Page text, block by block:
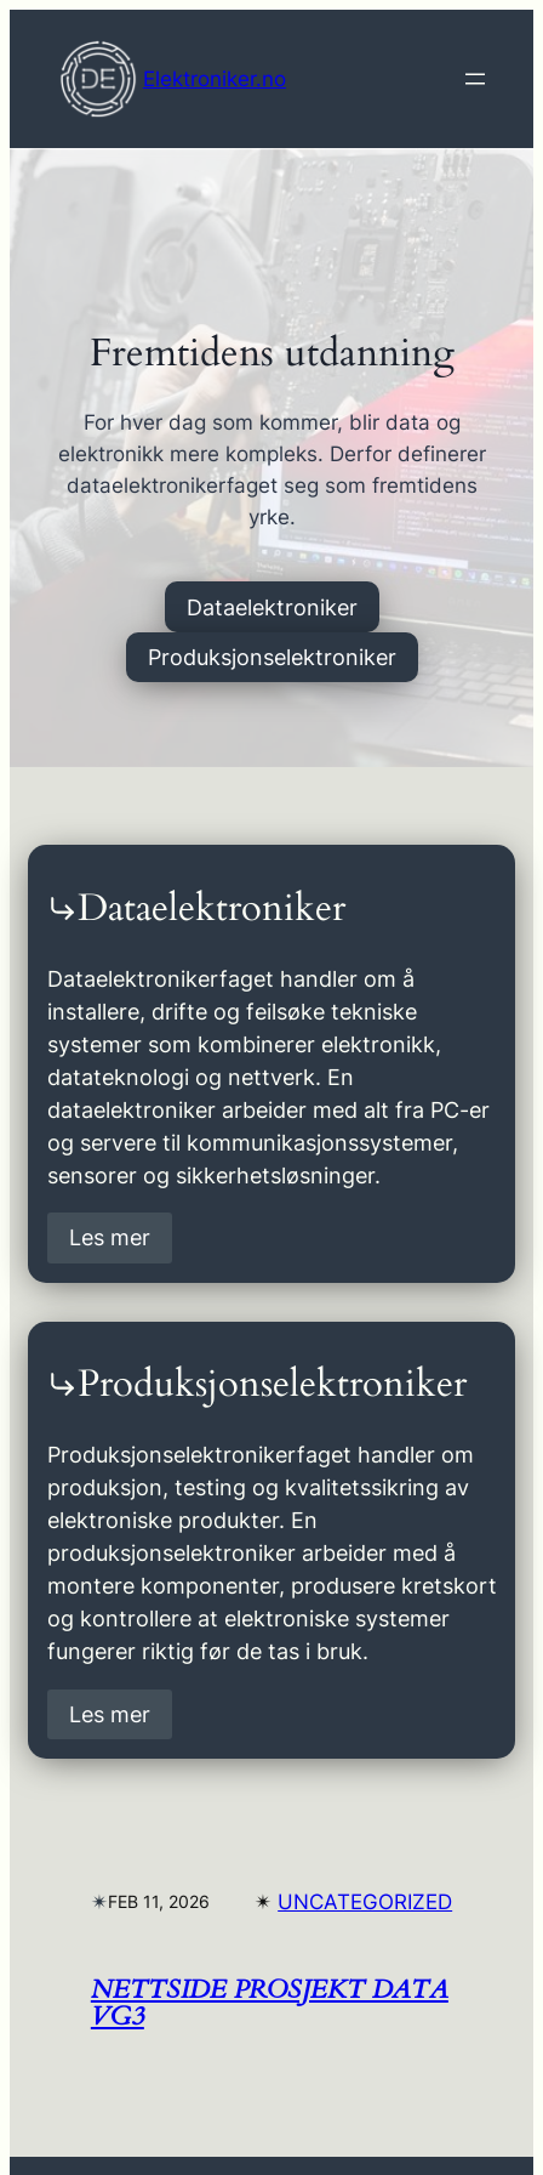
innhold
Elektroniker.no
Fremtidens utdanning
For hver dag som kommer, blir data og
elektronikk mere kompleks. Derfor definerer
dataelektronikerfaget seg som fremtidens
yrke.
Dataelektroniker
Produksjonselektroniker
Dataelektroniker
Dataelektronikerfaget handler om å
installere, drifte og feilsøke tekniske
systemer som kombinerer elektronikk,
datateknologi og nettverk. En
dataelektroniker arbeider med alt fra PC-er
og servere til kommunikasjonssystemer,
sensorer og sikkerhetsløsninger.
Les mer
Produksjonselektroniker
Produksjonselektronikerfaget handler om
produksjon, testing og kvalitetssikring av
elektroniske produkter. En
produksjonselektroniker arbeider med å
montere komponenter, produsere kretskort
og kontrollere at elektroniske systemer
fungerer riktig før de tas i bruk.
Les mer
✴︎FEB 11, 2026 ✴︎ UNCATEGORIZED
NETTSIDE PROSJEKT DATA
VG3